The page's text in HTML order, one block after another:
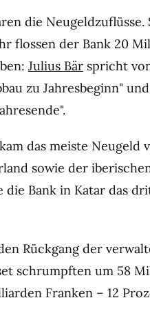
die
flossen der Bank 20
Julius Bär spricht
zu Jahresbeginn"
das meiste Neugeld
sowie der
die Bank in Katar das
Rückgang der
schrumpften um 58
Franken – 12